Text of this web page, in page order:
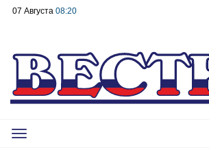
07 Августа 08:20
Toggle